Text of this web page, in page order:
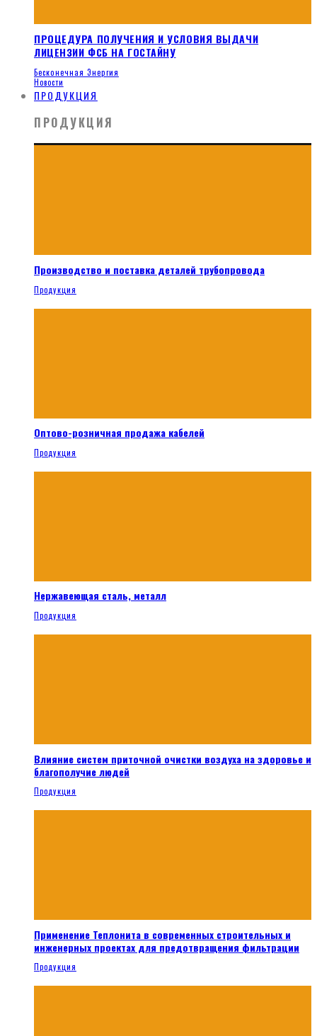
ПРОЦЕДУРА ПОЛУЧЕНИЯ И УСЛОВИЯ ВЫДАЧИ
ЛИЦЕНЗИИ ФСБ НА ГОСТАЙНУ
Бесконечная Энергия
Новости
ПРОДУКЦИЯ
ПРОДУКЦИЯ
Производство и поставка деталей трубопровода
Продукция
Оптово-розничная продажа кабелей
Продукция
Нержавеющая сталь, металл
Продукция
Влияние систем приточной очистки воздуха на здоровье и
благополучие людей
Продукция
Применение Теплонита в современных строительных и
инженерных проектах для предотвращения фильтрации
Продукция